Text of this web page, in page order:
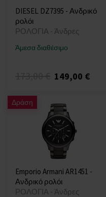
DIESEL DZ7395 - Ανδρικό
ρολόι
ΡΟΛΟΓΙΑ - Άνδρες
Άμεσα διαθέσιμο
149,00 €
Δράση
Emporio Armani AR1451 -
Ανδρικό ρολόι
ΡΟΛΟΓΙΑ - Άνδρες